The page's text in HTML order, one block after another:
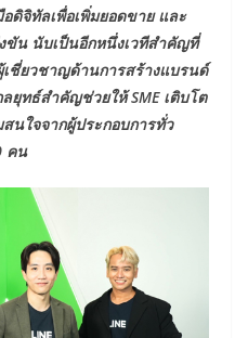
ดิจิทัลเพื่อเพิ่มยอดขาย และ
ขัน นับเป็นอีกหนึ่งเวทีสำคัญที่
ชี่ยวชาญด้านการสร้างแบรนด์
ยุทธ์สำคัญช่วยให้ SME เติบโต
นใจจากผู้ประกอบการทั่ว
คน